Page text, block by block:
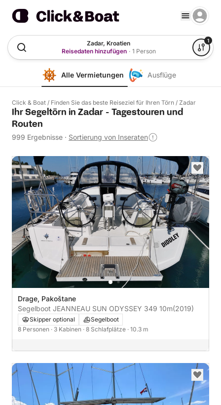
Zadar, Kroatien
Reisedaten hinzufügen · 1 Person
1
Alle Vermietungen Ausflüge
Click & Boat / Finden Sie das beste Reiseziel für Ihren Törn / Zadar
Ihr Segeltörn in Zadar - Tagestouren und
Routen
999 Ergebnisse · Sortierung von Inseraten
Drage, Pakoštane
Segelboot JEANNEAU SUN ODYSSEY 349 10m(2019)
Skipper optional
Segelboot
8 Personen · 3 Kabinen · 8 Schlafplätze · 10.3 m